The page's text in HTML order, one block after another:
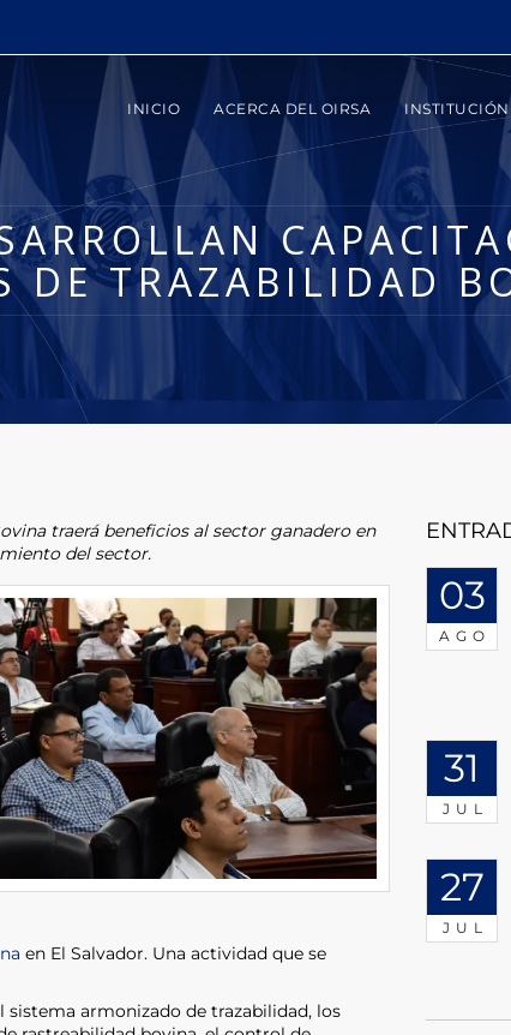
INICIO ACERCA DEL OIRSA INSTITUCIÓN
DE TRAZABILIDAD
traerá beneficios al sector ganadero en
del sector.
en El Salvador. Una actividad que se
armonizado de trazabilidad, los
03
AGO
31
JUL
27
JUL